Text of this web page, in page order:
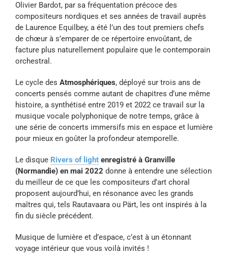
Olivier Bardot, par sa fréquentation précoce des
compositeurs nordiques et ses années de travail auprès
de Laurence Equilbey, a été l’un des tout premiers chefs
de chœur à s’emparer de ce répertoire envoûtant, de
facture plus naturellement populaire que le contemporain
orchestral.
Le cycle des Atmosphériques, déployé sur trois ans de
concerts pensés comme autant de chapitres d’une même
histoire, a synthétisé entre 2019 et 2022 ce travail sur la
musique vocale polyphonique de notre temps, grâce à
une série de concerts immersifs mis en espace et lumière
pour mieux en goûter la profondeur atemporelle.
Le disque Rivers of lightenregistré à Granville
(Normandie) en mai 2022 donne à entendre une sélection
du meilleur de ce que les compositeurs d’art choral
proposent aujourd’hui, en résonance avec les grands
maîtres qui, tels Rautavaara ou Pärt, les ont inspirés à la
fin du siècle précédent.
Musique de lumière et d’espace, c’est à un étonnant
voyage intérieur que vous voilà invités !